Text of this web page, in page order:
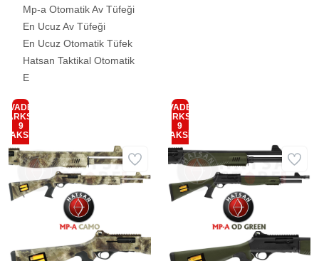
Mp-a Otomatik Av Tüfeği
En Ucuz Av Tüfeği
En Ucuz Otomatik Tüfek
Hatsan Taktikal Otomatik
E
VADE
FARKSIZ
9
TAKSİT
VADE
FARKSIZ
9
TAKSİT